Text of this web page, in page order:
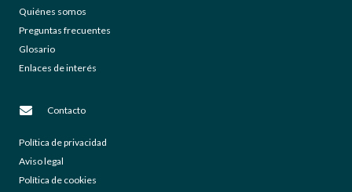
Quiénes somos
Preguntas frecuentes
Glosario
Enlaces de interés
Contacto
Política de privacidad
Aviso legal
Política de cookies